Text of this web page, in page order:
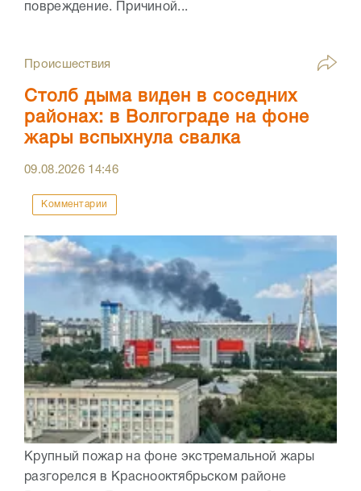
повреждение. Причиной...
Происшествия
Столб дыма виден в соседних
районах: в Волгограде на фоне
жары вспыхнула свалка
09.08.2026 14:46
Комментарии
Крупный пожар на фоне экстремальной жары
разгорелся в Краснооктябрьском районе